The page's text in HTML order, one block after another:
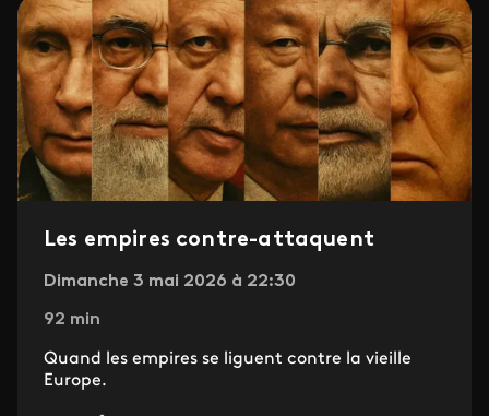
Les empires contre-attaquent
Dimanche 3 mai 2026 à 22:30
92 min
Quand les empires se liguent contre la vieille
Europe.